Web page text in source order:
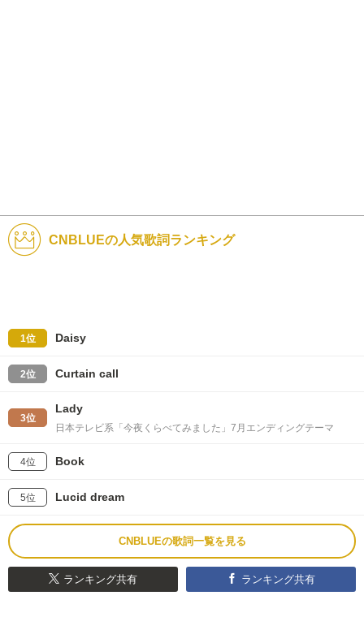
CNBLUEの人気歌詞ランキング
1位 Daisy
2位 Curtain call
3位
Lady
日本テレビ系「今夜くらべてみました」7月エンディングテーマ
4位 Book
5位 Lucid dream
CNBLUEの歌詞一覧を見る
ランキング共有 ランキング共有